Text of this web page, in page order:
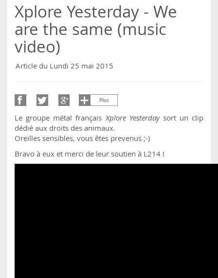
Xplore Yesterday - We
are the same (music
video)
Article du Lundi 25 mai 2015
Le groupe métal françaisXplore Yesterdaysort un clip
dédié aux droits des animaux.
Oreilles sensibles, vous êtes prevenus ;-)
Bravo à eux et merci de leur soutien à L214 !